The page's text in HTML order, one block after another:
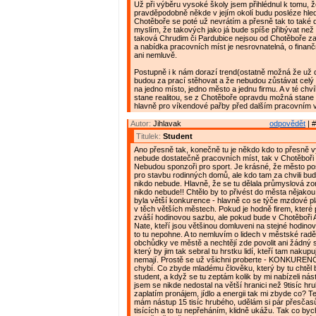
Už při výběru vysoké školy jsem přihlédnul k tomu,
pravděpodobně někde v jejím okolí budu posléze
Chotěboře se poté už nevrátím a přesně tak to také
myslím, že takových jako já bude spíše přibývat
taková Chrudim či Pardubice nejsou od Chotěboře
a nabídka pracovních míst je nesrovnatelná, o
ani nemluvě.
Postupně i k nám dorazí trend(ostatně možná že už
budou za prací stěhovat a že nebudou zůstávat
na jedno místo, jedno město a jednu firmu. A v té
stane realitou, se z Chotěboře opravdu možná
hlavně pro víkendové pařby před dalším pracovním
odpovědět |
Autor: Jihlavak
Titulek: Student
Ano přesně tak, konečně tu je někdo kdo to přesně
nebude dostatečně pracovních míst, tak v Chotěboři
Nebudou sponzoři pro sport. Je krásné, že město
pro stavbu rodinných domů, ale kdo tam za chvili
nikdo nebude. Hlavně, že se tu dělala průmyslová
nikdo nebude!! Chtělo by to přivést do města
byla větší konkurence - hlavně co se týče mzdové
v těch větších městech. Pokud je hodně firem, které
zváší hodinovou sazbu, ale pokud bude v Chotěboři
Nate, kteří jsou většinou domluveni na stejné
to tu nepohne. A to nemluvím o lidech v městské
obchůdky ve městě a nechtějí zde povolit ani žádný
který by jim tak sebral tu hrstku lidí, kteří tam
nemají. Prostě se už všichni proberte -
chybí. Co zbyde mladému člověku, který by tu chtěl
student, a když se tu zeptám kolik by mi nabízeli
jsem se nikde nedostal na větší hranici než 9tisíc
zaplatím pronájem, jídlo a energii tak mi zbyde co?
mám nástup 15 tisíc hrubého, udělám si pár
tisících a to tu nepřeháním, klidně ukážu. Tak co